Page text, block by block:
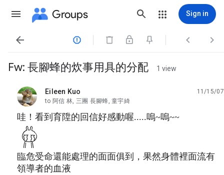
Groups Sign in
   
Fw: 長腳蜂的炊事用具的分配 1 view
Eileen Kuo
unread,
11/15/07
to 阿信 林, 三團 長腳蜂, 童宇綺
哇！看到育陞的回信好感動喔.....嗚~嗚~~
臨危受命還能處理的面面俱到，果然身體裡面流有
領導者的血液